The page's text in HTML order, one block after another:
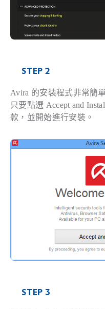
STEP 2
Avira 的安裝程式非常簡
只要點選 Accept and
款，並開始進行安裝。
STEP 3